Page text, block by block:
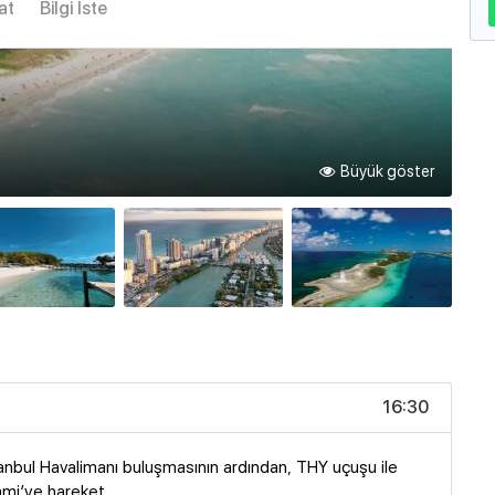
Büyük göster
Bilgi İste
16:30
Havalimanı buluşmasının ardından, THY uçuşu ile